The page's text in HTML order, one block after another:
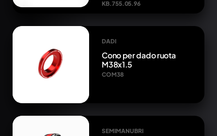
KB.755.05.96
DADI
Cono per dado ruota
M38x1.5
COM38
SEMIMANUBRI